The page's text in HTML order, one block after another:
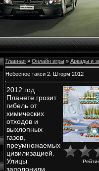
Главная » Онлайн игры » Аркады и
Небесное такси 2. Шторм 2012
2012 год.
Планете грозит
гибель от
химических
отходов и
выхлопных
газов,
преумножаемых
цивилизацией.
Улицы
заполонили